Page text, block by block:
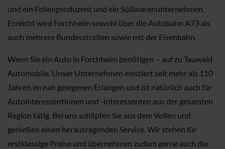
und ein Folienproduzent und ein Süßwarenunternehmen.
Erreicht wird Forchheim sowohl über die Autobahn A73 als
auch mehrere Bundesstraßen sowie mit der Eisenbahn.
Wenn Sie ein Auto in Forchheim benötigen – auf zu Tauwald
Automobile. Unser Unternehmen existiert seit mehr als 110
Jahren im nah gelegenen Erlangen und ist natürlich auch für
Autointeressentinnen und -interessenten aus der gesamten
Region tätig. Bei uns schöpfen Sie aus dem Vollen und
genießen einen herausragenden Service. Wir stehen für
erstklassige Preise und übernehmen zudem gerne auch die